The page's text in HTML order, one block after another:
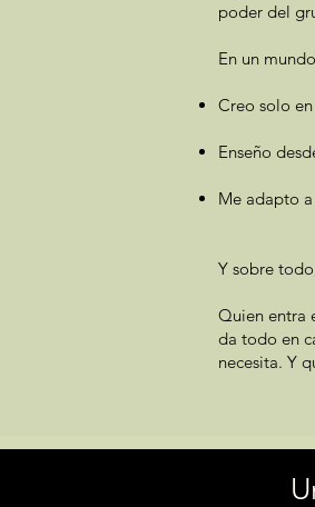
poder del
En un
Creo solo
Enseño
Me adapto
Y sobre
Quien entra
da todo en
necesita. Y